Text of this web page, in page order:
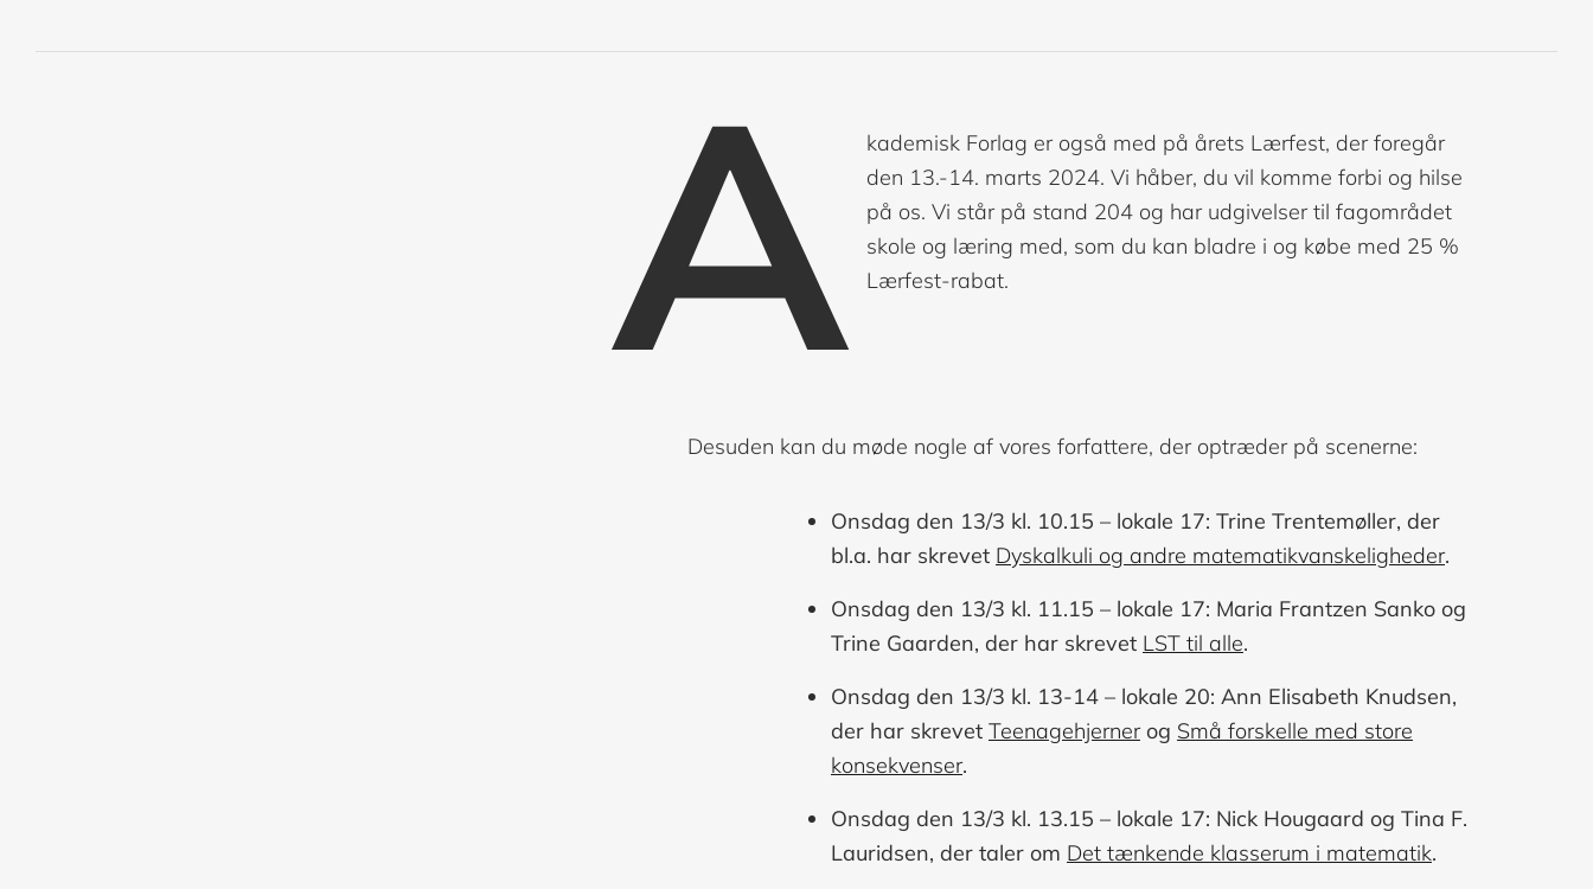
A
kademisk Forlag er også med på årets Lærfest, der foregår
den 13.-14. marts 2024. Vi håber, du vil komme forbi og hilse
på os. Vi står på stand 204 og har udgivelser til fagområdet
skole og læring med, som du kan bladre i og købe med 25 %
Lærfest-rabat.
Desuden kan du møde nogle af vores forfattere, der optræder på scenerne:
Onsdag den 13/3 kl. 10.15 – lokale 17: Trine Trentemøller, der
bl.a. har skrevet Dyskalkuli og andre matematikvanskeligheder.
Onsdag den 13/3 kl. 11.15 – lokale 17: Maria Frantzen Sanko og
Trine Gaarden, der har skrevet LST til alle.
Onsdag den 13/3 kl. 13-14 – lokale 20: Ann Elisabeth Knudsen,
der har skrevet Teenagehjernerog Små forskelle med store
konsekvenser.
Onsdag den 13/3 kl. 13.15 – lokale 17: Nick Hougaard og Tina F.
Lauridsen, der taler om Det tænkende klasserum i matematik.